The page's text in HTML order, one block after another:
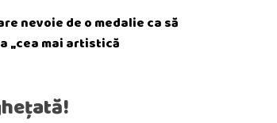
nevoie de o medalie ca să
„cea mai artistică